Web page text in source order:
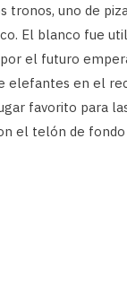
tronos, uno de
El blanco fue
el futuro
elefantes en el
favorito para
el telón de